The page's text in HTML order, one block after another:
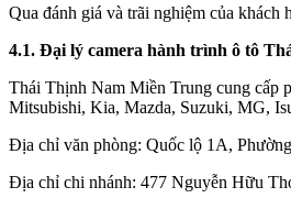
Qua đánh giá và trãi nghiệm của
4.1. Đại lý camera hành trình ô tô
Thái Thịnh Nam Miền Trung cung cấp
Mitsubishi, Kia, Mazda, Suzuki, MG,
Địa chỉ văn phòng: Quốc lộ 1A,
Địa chỉ chi nhánh: 477 Nguyễn Hữu